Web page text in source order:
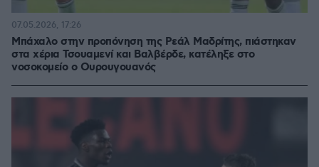
Μπάχαλο στην προπόνηση της Ρεάλ Μαδρίτης, πιάστηκαν
στα χέρια Τσουαμενί και Βαλβέρδε, κατέληξε στο
νοσοκομείο ο Ουρουγουανός
07.05.2026, 17:26